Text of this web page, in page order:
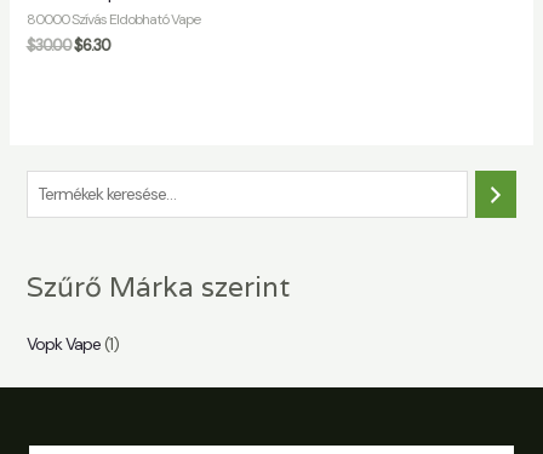
80000 Szívás Eldobható Vape
$30.00$6.30
e
e
é
s
Szűrő Márka szerint
Vopk Vape(1)